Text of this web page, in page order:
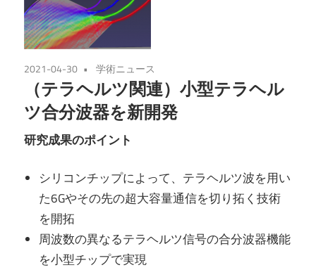
2021-04-30 学術ニュース
（テラヘルツ関連）小型テラヘル
ツ合分波器を新開発
研究成果のポイント
シリコンチップによって、テラヘルツ波を用い
た6Gやその先の超大容量通信を切り拓く技術
を開拓
周波数の異なるテラヘルツ信号の合分波器機能
を小型チップで実現